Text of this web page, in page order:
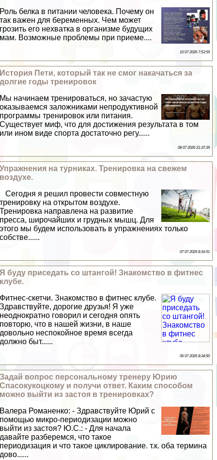
Роль белка в питании человека. Почему он
так важен для беременных. Чем может
грозить его нехватка в организме будущих
мам. Возможные проблемы при приеме....
10 07 2026 7:53:59
История Пети, который так не смог накачаться за
долгие годы тренировок
Мы начинаем тренироваться, но зачастую
оказываемся заложниками непродуктивной
программы тренировок или питания.
Существует миф, что для достижения результата в том
или ином виде спорта достаточно регу......
08 07 2026 21:37:39
Упражнения на турниках. Тренировка на свежем
воздухе.
Сегодня я решил провести совместную
тренировку на открытом воздухе.
Тренировка направлена на развитие
пресса, широчайших и грудных мышц. Для
этого мы будем использовать в упражнениях только
собстве......
07 07 2026 8:16:51
Я буду приседать со штангой! Знакомство в фитнес
клубе.
Фитнес-скетчи. Знакомство в фитнес клубе.
Здравствуйте, дорогие друзья! Я уже
неоднократно говорил и сегодня опять
повторю, что в нашей жизни, в наше
довольно неспокойное время всегда
должно быт......
06 07 2026 8:34:50
Задай вопрос персональному тренеру Юрию
Спасокукоцкому и получи ответ. Каким способом
можно выйти из застоя в тренировках?
Валера Романенко: - Здравствуйте Юрий с
помощью микро-периодизации можно
выйти из застоя? Ю.С.: - Для начала
давайте разберемся, что такое
периодизация и что такое циклирование. т.к. оба термина
дово......